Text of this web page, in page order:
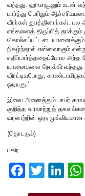
வந்தது. ஹுமாயூனும் உடன்
பார்த்து பெரிதும்
வீரர்கள் துரத்தினார்கள்.
எங்களைத் திருப்பித்
கொல்லப்பட்டன. யானைக்கும்
நிகழ்ந்தால் என்னவாகும்
எதிர்பார்த்ததைப்போல அந்த
யானைகளை நோக்கி
விரட்டியபோது,
ஓடியது.’
இவை அனைத்தும் பாபர்
குறித்த வரலாற்றுத்
வரலாற்றின் ஒரு
(தொடரும்)
பகிர:
F
T
Li